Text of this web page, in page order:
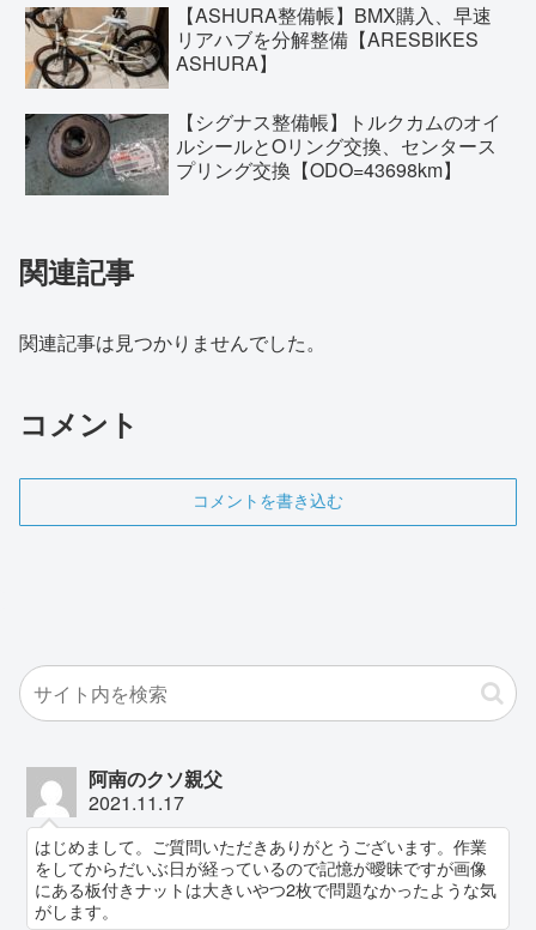
【ASHURA整備帳】BMX購入、早速
リアハブを分解整備【ARESBIKES
ASHURA】
【シグナス整備帳】トルクカムのオイ
ルシールとOリング交換、センタース
プリング交換【ODO=43698km】
関連記事
関連記事は見つかりませんでした。
コメント
コメントを書き込む
阿南のクソ親父
2021.11.17
はじめまして。ご質問いただきありがとうございます。作業
をしてからだいぶ日が経っているので記憶が曖昧ですが画像
にある板付きナットは大きいやつ2枚で問題なかったような気
がします。